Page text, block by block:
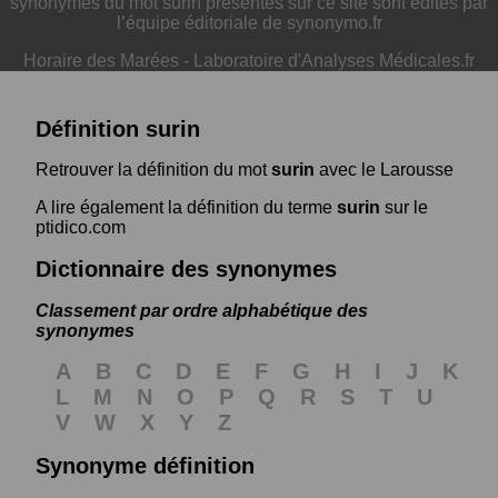
l’équipe éditoriale de synonymo.fr
Horaire des Marées - Laboratoire d'Analyses Médicales.fr
Définition surin
Retrouver la définition du motsurin avec le Larousse
A lire également la définition du terme surin sur le
ptidico.com
Dictionnaire des synonymes
Classement par ordre alphabétique des
synonymes
A B C D E F G H I J
K
L
M N O P Q R S T
U
V
W X Y
Z
Synonyme définition